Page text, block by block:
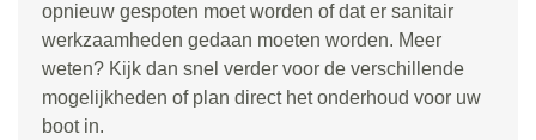
opnieuw gespoten moet worden of dat er sanitair
werkzaamheden gedaan moeten worden. Meer
weten? Kijk dan snel verder voor de verschillende
mogelijkheden of plan direct het onderhoud voor uw
boot in.